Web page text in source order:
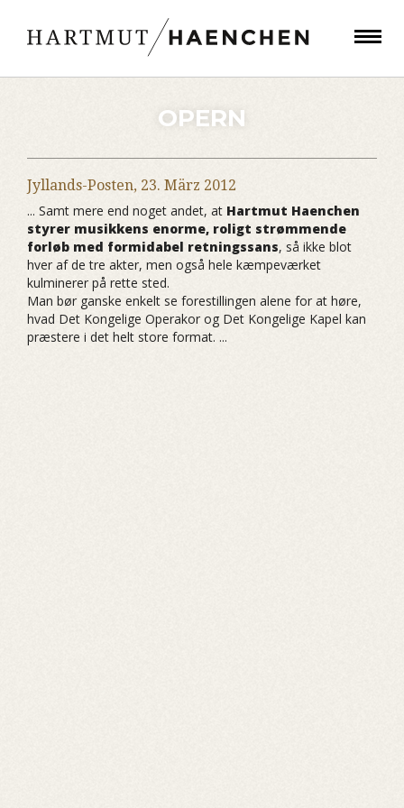
OPERN
Jyllands-Posten, 23. März 2012
... Samt mere end noget andet, at Hartmut Haenchen
styrer musikkens enorme, roligt strømmende
forløb med formidabel retningssans, så ikke blot
hver af de tre akter, men også hele kæmpeværket
kulminerer på rette sted.
Man bør ganske enkelt se forestillingen alene for at høre,
hvad Det Kongelige Operakor og Det Kongelige Kapel kan
præstere i det helt store format. ...